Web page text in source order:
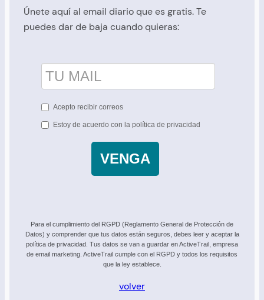
Únete aquí al email diario que es gratis. Te
puedes dar de baja cuando quieras:
Acepto recibir correos
Estoy de acuerdo con la política de privacidad
VENGA
Para el cumplimiento del RGPD (Reglamento General de Protección de
Datos) y comprender que tus datos están seguros, debes leer y aceptar la
política de privacidad. Tus datos se van a guardar en ActiveTrail, empresa
de email marketing. ActiveTrail cumple con el RGPD y todos los requisitos
que la ley establece.
volver